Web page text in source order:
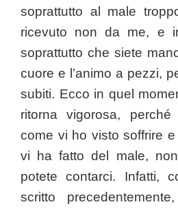
soprattutto al male
ricevuto non da me, e
soprattutto che siete
cuore e l’animo a pezzi,
subiti. Ecco in quel
ritorna vigorosa, perché
come vi ho visto soffrire
vi ha fatto del male,
potete contarci. Infatti,
scritto